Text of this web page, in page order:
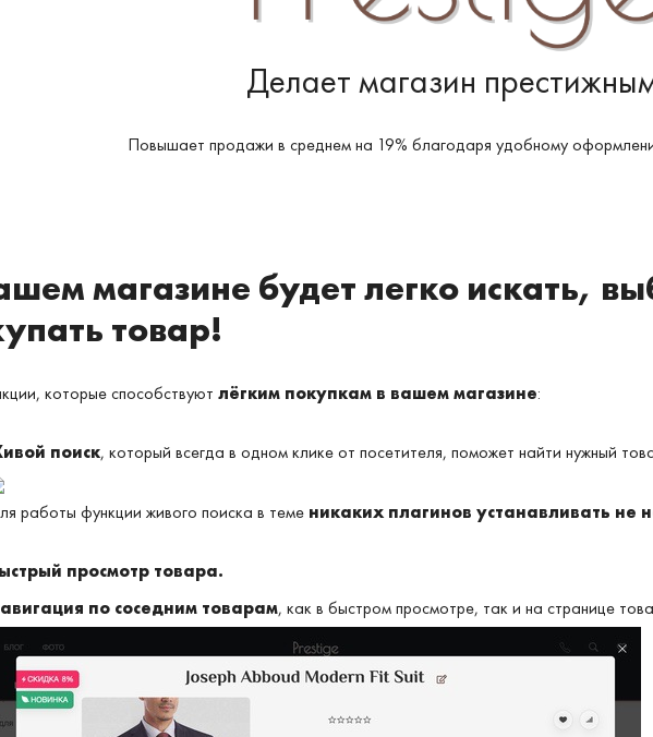
Делает магазин
Повышает продажи в среднем на 19% благодаря удобному
магазине будет легко искать,
товар!
которые способствуютлёгким покупкам в вашем магазине:
поиск, который всегда в одном клике от посетителя, поможет найти нужный
работы функции живого поиска в теме никаких плагинов устанавливать не
просмотр товара.
по соседним товарам, как в быстром просмотре, так и на странице